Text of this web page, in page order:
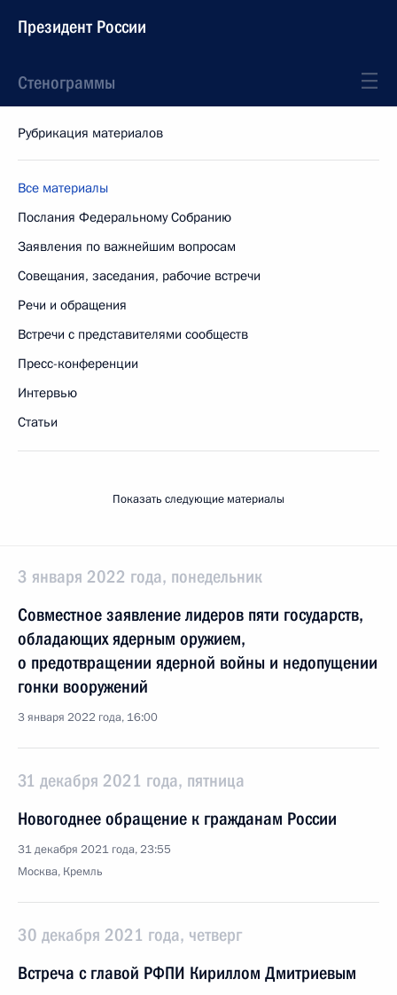
Президент России
Стенограммы
Рубрикация материалов
Все материалы
Послания Федеральному Собранию
Заявления по важнейшим вопросам
Совещания, заседания, рабочие встречи
Речи и обращения
Встречи с представителями сообществ
Пресс-конференции
Интервью
Статьи
Показать следующие материалы
3 января 2022 года, понедельник
Совместное заявление лидеров пяти государств,
обладающих ядерным оружием,
о предотвращении ядерной войны и недопущении
гонки вооружений
3 января 2022 года, 16:00
31 декабря 2021 года, пятница
Новогоднее обращение к гражданам России
31 декабря 2021 года, 23:55
Москва, Кремль
30 декабря 2021 года, четверг
Встреча с главой РФПИ Кириллом Дмитриевым